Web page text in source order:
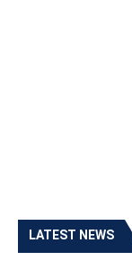
LATEST NEWS